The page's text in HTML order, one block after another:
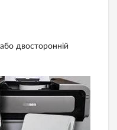
двосторонній